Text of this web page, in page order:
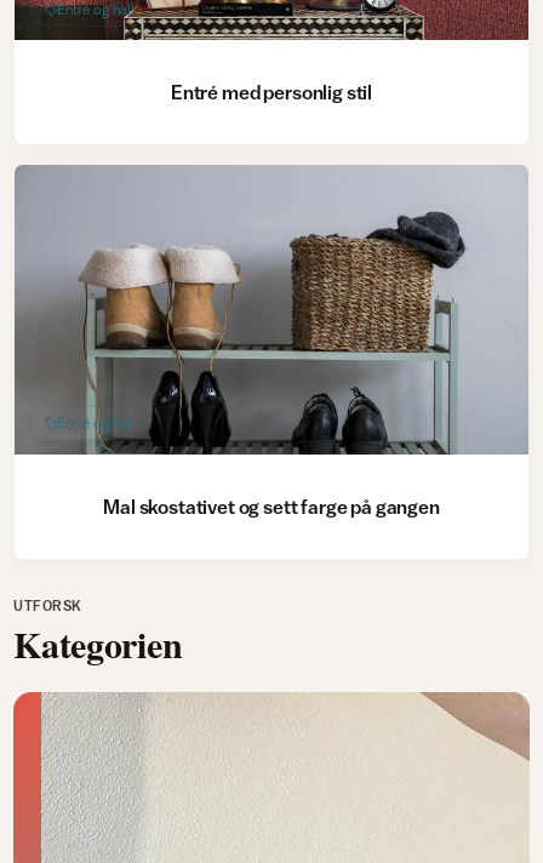
Entré og hall
Entré med personlig stil
Entré og hall
Mal skostativet og sett farge på gangen
UTFORSK
Kategorien